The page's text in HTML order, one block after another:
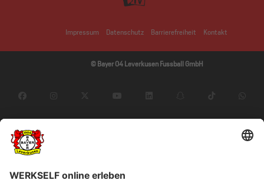
Impressum Datenschutz Barrierefreiheit Kontakt
© Bayer 04 Leverkusen Fussball GmbH